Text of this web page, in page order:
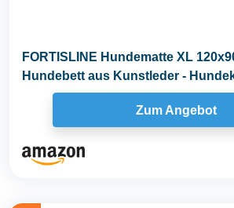
FORTISLINE Hundematte XL
Hundebett aus Kunstleder -
abwaschbar und...
Zum Angebot